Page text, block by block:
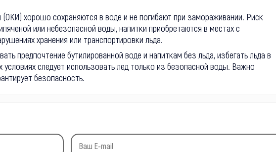
хорошо сохраняются в воде и не погибают при замораживании. Риск
или небезопасной воды, напитки приобретаются в местах с
хранения или транспортировки льда.
предпочтение бутилированной воде и напиткам без льда, избегать льда в
следует использовать лед только из безопасной воды. Важно
безопасность.